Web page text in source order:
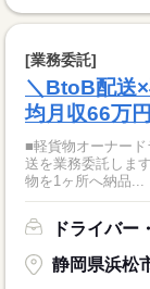
[業務委託]
＼BtoB配送
均月収66万
■軽貨物オーナードライバー 各地で発生する
送を業務委託します。 大半の業務はA社からB社まで、 「1
物を1ヶ所へ納品...
ドライバー
静岡県浜松